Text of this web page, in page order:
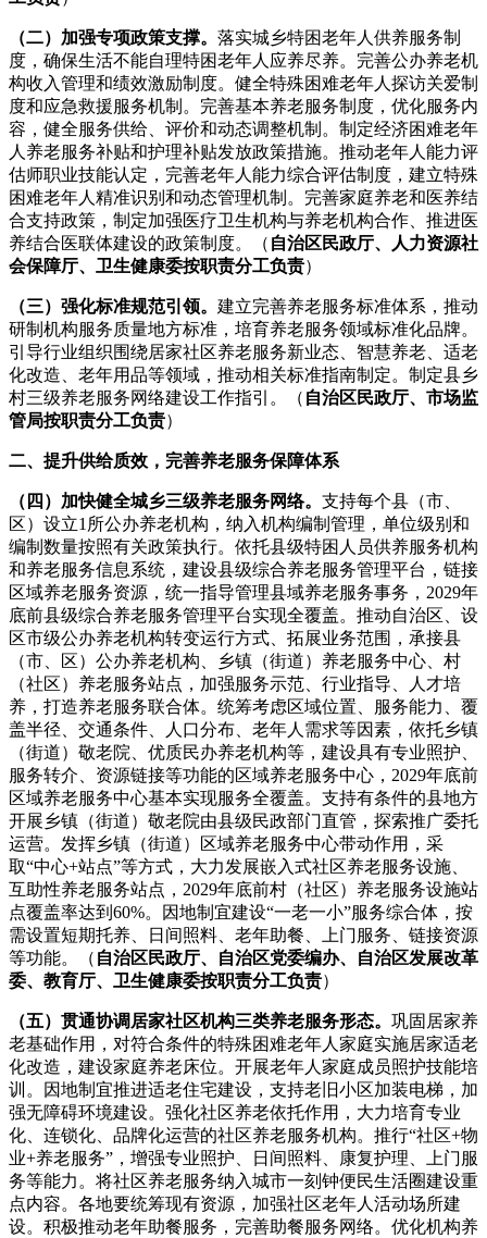
（二）加强专项政策支撑。 落实城乡特困老年人供养服务制
度，确保生活不能自理特困老年人应养尽养。完善公办养老机
构收入管理和绩效激励制度。健全特殊困难老年人探访关爱制
度和应急救援服务机制。完善基本养老服务制度，优化服务内
容，健全服务供给、评价和动态调整机制。制定经济困难老年
人养老服务补贴和护理补贴发放政策措施。推动老年人能力评
估师职业技能认定，完善老年人能力综合评估制度，建立特殊
困难老年人精准识别和动态管理机制。完善家庭养老和医养结
合支持政策，制定加强医疗卫生机构与养老机构合作、推进医
养结合医联体建设的政策制度。（ 自治区民政厅、人力资源社
会保障厅、卫生健康委按职责分工负责）
（三）强化标准规范引领。 建立完善养老服务标准体系，推动
研制机构服务质量地方标准，培育养老服务领域标准化品牌。
引导行业组织围绕居家社区养老服务新业态、智慧养老、适老
化改造、老年用品等领域，推动相关标准指南制定。制定县乡
村三级养老服务网络建设工作指引。（ 自治区民政厅、市场监
管局按职责分工负责）
二、提升供给质效，完善养老服务保障体系
（四）加快健全城乡三级养老服务网络。 支持每个县（市、
区）设立1所公办养老机构，纳入机构编制管理，单位级别和
编制数量按照有关政策执行。依托县级特困人员供养服务机构
和养老服务信息系统，建设县级综合养老服务管理平台，链接
区域养老服务资源，统一指导管理县域养老服务事务，2029年
底前县级综合养老服务管理平台实现全覆盖。推动自治区、设
区市级公办养老机构转变运行方式、拓展业务范围，承接县
（市、区）公办养老机构、乡镇（街道）养老服务中心、村
（社区）养老服务站点，加强服务示范、行业指导、人才培
养，打造养老服务联合体。统筹考虑区域位置、服务能力、覆
盖半径、交通条件、人口分布、老年人需求等因素，依托乡镇
（街道）敬老院、优质民办养老机构等，建设具有专业照护、
服务转介、资源链接等功能的区域养老服务中心，2029年底前
区域养老服务中心基本实现服务全覆盖。支持有条件的县地方
开展乡镇（街道）敬老院由县级民政部门直管，探索推广委托
运营。发挥乡镇（街道）区域养老服务中心带动作用，采
取“中心+站点”等方式，大力发展嵌入式社区养老服务设施、
互助性养老服务站点，2029年底前村（社区）养老服务设施站
点覆盖率达到60%。因地制宜建设“一老一小”服务综合体，按
需设置短期托养、日间照料、老年助餐、上门服务、链接资源
等功能。（ 自治区民政厅、自治区党委编办、自治区发展改革
委、教育厅、卫生健康委按职责分工负责）
（五）贯通协调居家社区机构三类养老服务形态。 巩固居家养
老基础作用，对符合条件的特殊困难老年人家庭实施居家适老
化改造，建设家庭养老床位。开展老年人家庭成员照护技能培
训。因地制宜推进适老住宅建设，支持老旧小区加装电梯，加
强无障碍环境建设。强化社区养老依托作用，大力培育专业
化、连锁化、品牌化运营的社区养老服务机构。推行“社区+物
业+养老服务”，增强专业照护、日间照料、康复护理、上门服
务等能力。将社区养老服务纳入城市一刻钟便民生活圈建设重
点内容。各地要统筹现有资源，加强社区老年人活动场所建
设。积极推动老年助餐服务，完善助餐服务网络。优化机构养